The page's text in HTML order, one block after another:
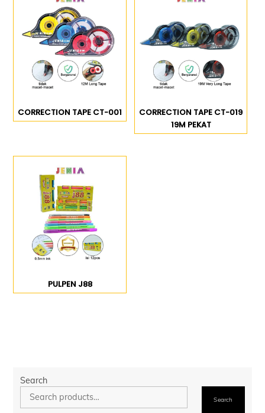
CORRECTION TAPE CT-001
CORRECTION TAPE CT-019
19M PEKAT
PULPEN J88
Search
Search